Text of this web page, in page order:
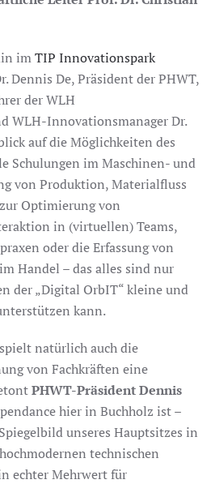
imTIP Innovationspark
Dennis De, Präsident der PHWT,
der WLH
WLH-Innovationsmanager Dr.
auf die Möglichkeiten des
Schulungen im Maschinen- und
von Produktion, Materialfluss
Optimierung von
in (virtuellen) Teams,
oder die Erfassung von
Handel – das alles sind nur
der „Digital OrbIT“ kleine und
kann.
natürlich auch die
von Fachkräften eine
PHWT-Präsident Dennis
hier in Buchholz ist –
unseres Hauptsitzes in
technischen
echter Mehrwert für